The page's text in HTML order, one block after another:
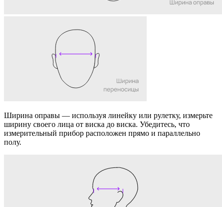
Ширина оправы — используя линейку или рулетку, измерьте
ширину своего лица от виска до виска. Убедитесь, что
измерительный прибор расположен прямо и параллельно
полу.